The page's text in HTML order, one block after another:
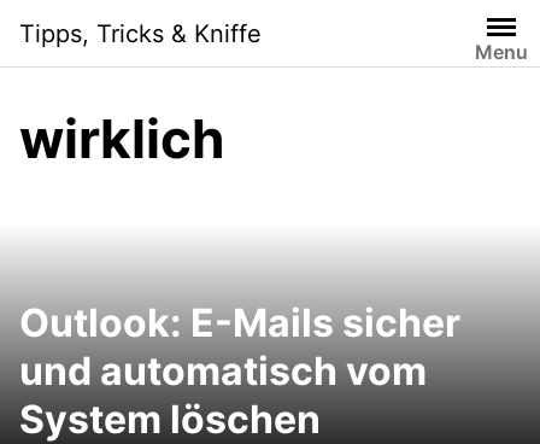
content
Tipps, Tricks & Kniffe
Menu
wirklich
Outlook: E-Mails sicher
und automatisch vom
System löschen